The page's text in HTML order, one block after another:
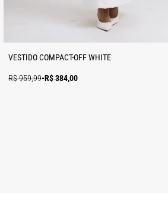
VESTIDO COMPACT-OFF WHITE
R$ 959,99•R$ 384,00